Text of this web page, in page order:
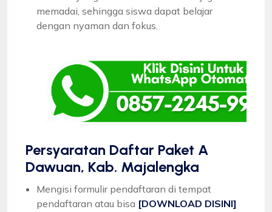
memadai, sehingga siswa dapat belajar
dengan nyaman dan fokus.
Persyaratan Daftar Paket A
Dawuan, Kab. Majalengka
Mengisi formulir pendaftaran di tempat
pendaftaran atau bisa [DOWNLOAD DISINI]